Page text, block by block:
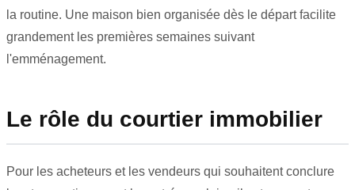
la routine. Une maison bien organisée dès le départ facilite
grandement les premières semaines suivant
l'emménagement.
Le rôle du courtier immobilier
Pour les acheteurs et les vendeurs qui souhaitent conclure